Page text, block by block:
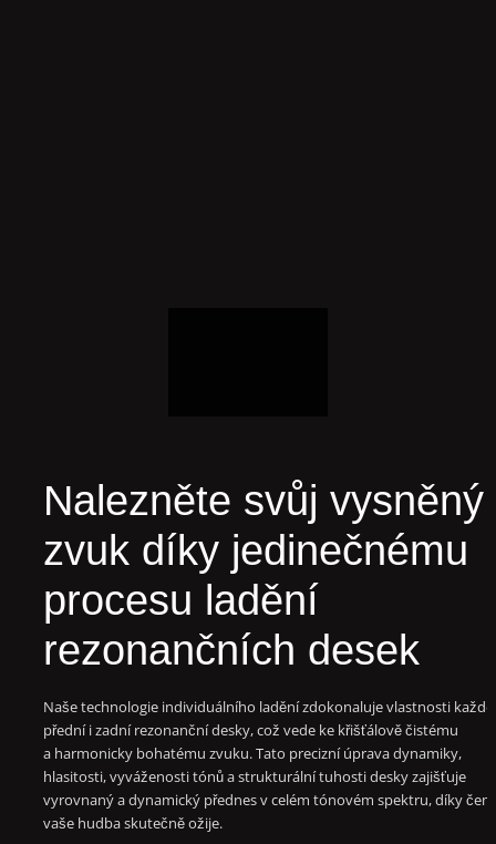
Nalezněte svůj vysněný
zvuk díky jedinečnému
procesu ladění
rezonančních desek
Naše technologie individuálního ladění zdokonaluje vlastnosti každé
přední i zadní rezonanční desky, což vede ke křišťálově čistému
a harmonicky bohatému zvuku. Tato precizní úprava dynamiky,
hlasitosti, vyváženosti tónů a strukturální tuhosti desky zajišťuje
vyrovnaný a dynamický přednes v celém tónovém spektru, díky
vaše hudba skutečně ožije.